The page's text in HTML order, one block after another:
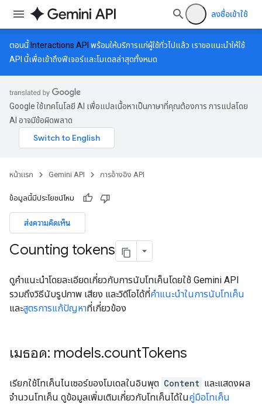
ลงชื่อเข้าใช้
ตอนนี้ Interactions API พร้อมให้บริการแก่ผู้ใช้ทั่วไปแล้ว เราขอแนะนำให้ใช้
API นี้เพื่อเข้าถึงฟีเจอร์และโมเดลล่าสุดทั้งหมด
Google ใช้เทคโนโลยี AI เพื่อแปลเนื้อหาเป็นภาษาที่คุณต้องการ การแปลโดย
AI อาจมีข้อผิดพลาด
หน้าแรก Gemini API การอ้างอิง API
ข้อมูลนี้มีประโยชน์ไหม
ส่งความคิดเห็น
Counting tokens
ดูคำแนะนำโดยละเอียดเกี่ยวกับการนับโทเค็นโดยใช้ Gemini API
รวมถึงวิธีนับรูปภาพ เสียง และวิดีโอได้ที่คำแนะนำในการนับโทเค็น
และสูตรการแก้ปัญหาที่เกี่ยวข้อง
เมธอด: models.countTokens
เรียกใช้โทเค็นไนเซอร์ของโมเดลในอินพุต Content และแสดงผล
จำนวนโทเค็น ดูข้อมูลเพิ่มเติมเกี่ยวกับโทเค็นได้ในคู่มือโทเค็น